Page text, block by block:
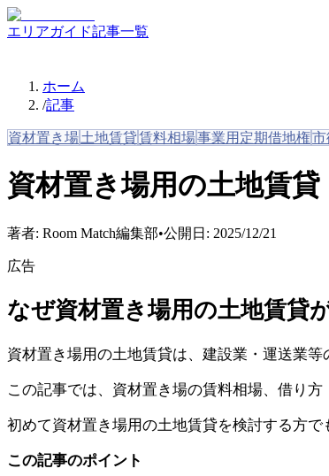
エリアガイド記事一覧
ホーム
/記事
資材置き場土地賃貸賃料相場事業用定期借地権市
資材置き場用の土地賃
著者: Room Match編集部•公開日: 2025/12/21
広告
なぜ資材置き場用の土地賃貸
資材置き場用の土地賃貸は、建設業・運送業
この記事では、資材置き場の賃料相場、借り
初めて資材置き場用の土地賃貸を検討する方
この記事のポイント